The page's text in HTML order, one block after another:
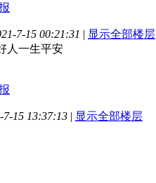
7-15 00:21:31 | 显示全部楼层
人一生平安
15 13:37:13 | 显示全部楼层